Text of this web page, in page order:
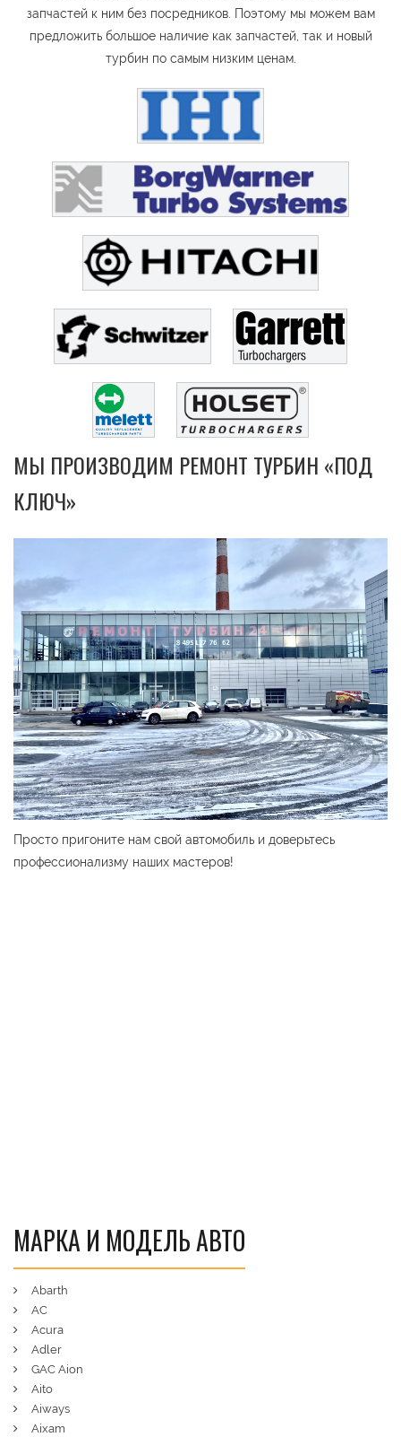
запчастей к ним без посредников. Поэтому мы можем вам
предложить большое наличие как запчастей, так и новый
турбин по самым низким ценам.
МЫ ПРОИЗВОДИМ РЕМОНТ ТУРБИН «ПОД
КЛЮЧ»
Просто пригоните нам свой автомобиль и доверьтесь
профессионализму наших мастеров!
МАРКА И МОДЕЛЬ АВТО
Abarth
AC
Acura
Adler
GAC Aion
Aito
Aiways
Aixam